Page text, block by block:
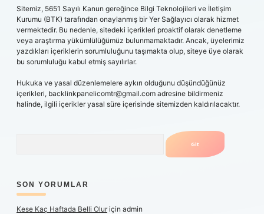
Sitemiz, 5651 Sayılı Kanun gereğince Bilgi Teknolojileri ve İletişim
Kurumu (BTK) tarafından onaylanmış bir Yer Sağlayıcı olarak hizmet
vermektedir. Bu nedenle, sitedeki içerikleri proaktif olarak denetleme
veya araştırma yükümlülüğümüz bulunmamaktadır. Ancak, üyelerimiz
yazdıkları içeriklerin sorumluluğunu taşımakta olup, siteye üye olarak
bu sorumluluğu kabul etmiş sayılırlar.
Hukuka ve yasal düzenlemelere aykırı olduğunu düşündüğünüz
içerikleri, backlinkpanelicomtr@gmail.com adresine bildirmeniz
halinde, ilgili içerikler yasal süre içerisinde sitemizden kaldırılacaktır.
SON YORUMLAR
Kese Kaç Haftada Belli Oluriçin admin